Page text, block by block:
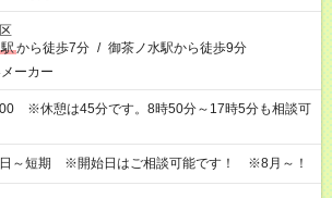
から徒歩7分 / 御茶ノ水駅から徒歩9分
ーカー
※休憩は45分です。8時50分～17時5分も相談可
日～短期 ※開始日はご相談可能です！ ※8月～！